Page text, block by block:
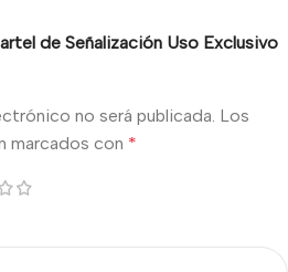
de Señalización Uso Exclusivo
no será publicada. Los
marcados con *